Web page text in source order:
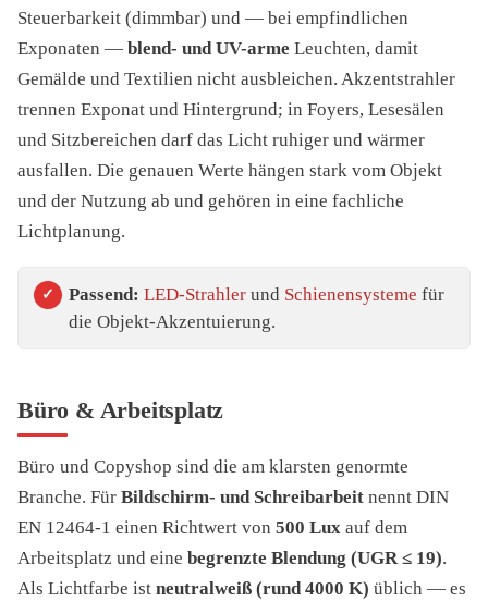
Steuerbarkeit (dimmbar) und — bei empfindlichen
Exponaten — blend- und UV-arme Leuchten, damit
Gemälde und Textilien nicht ausbleichen. Akzentstrahler
trennen Exponat und Hintergrund; in Foyers, Lesesälen
und Sitzbereichen darf das Licht ruhiger und wärmer
ausfallen. Die genauen Werte hängen stark vom Objekt
und der Nutzung ab und gehören in eine fachliche
Lichtplanung.
Passend: LED-Strahler und Schienensysteme für
die Objekt-Akzentuierung.
Büro & Arbeitsplatz
Büro und Copyshop sind die am klarsten genormte
Branche. Für Bildschirm- und Schreibarbeit nennt DIN
EN 12464-1 einen Richtwert von 500 Lux auf dem
Arbeitsplatz und eine begrenzte Blendung (UGR ≤ 19).
Als Lichtfarbe ist neutralweiß (rund 4000 K) üblich — es